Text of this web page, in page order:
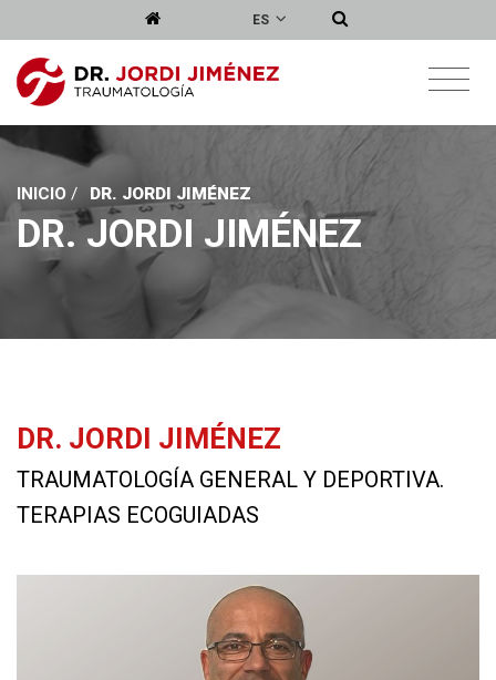
ES
INICIO / DR. JORDI JIMÉNEZ
DR. JORDI JIMÉNEZ
DR. JORDI JIMÉNEZ
TRAUMATOLOGÍA GENERAL Y DEPORTIVA.
TERAPIAS ECOGUIADAS